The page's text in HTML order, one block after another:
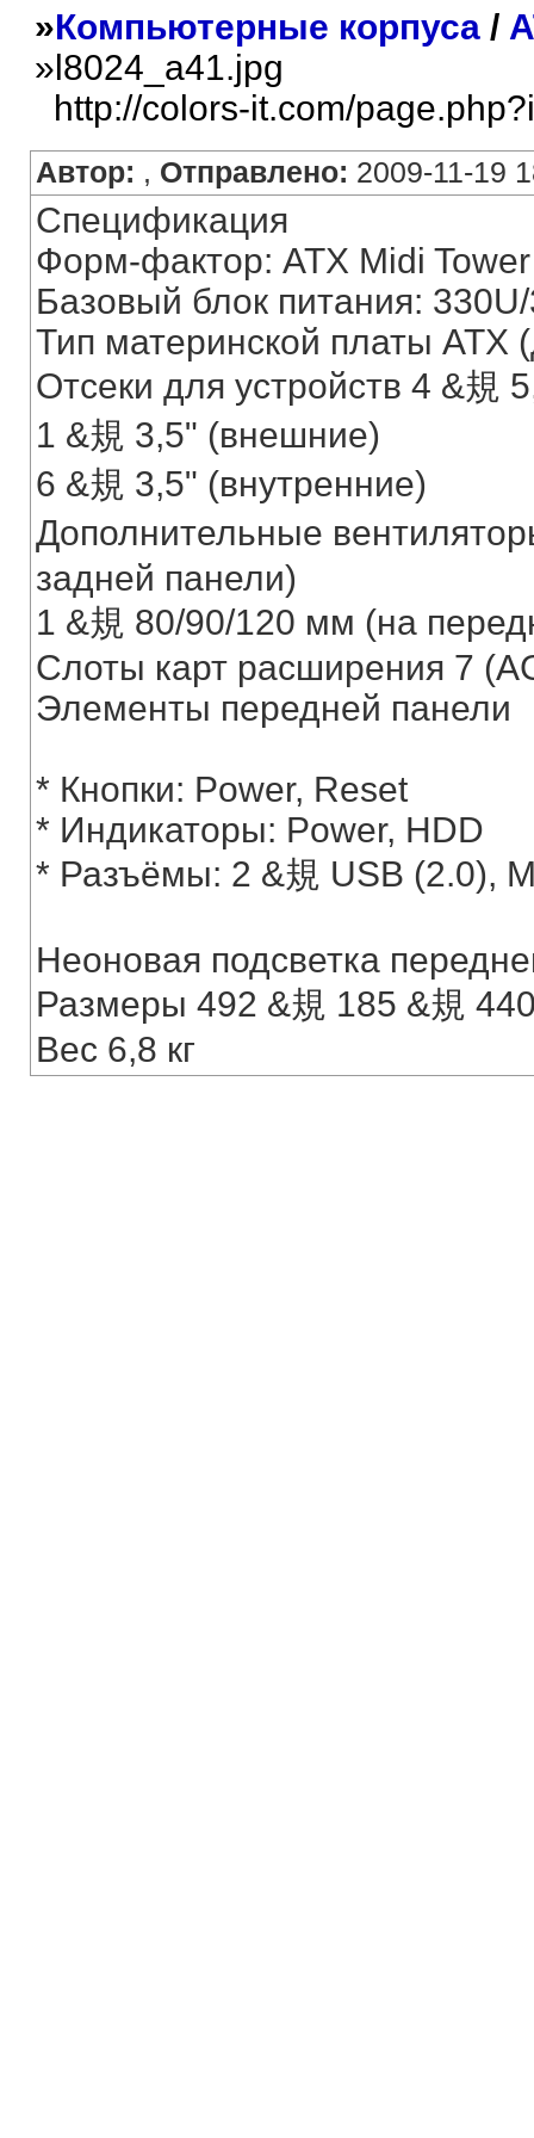
»Компьютерные корпуса /
»l8024_a41.jpg
http://colors-it.com/
Автор: , Отправлено: 2009-11-19
Спецификация
Форм-фактор: ATX Midi Tower
Базовый блок питания:
Тип материнской платы ATX
Отсеки для устройств 4 &規
1 &規 3,5" (внешние)
6 &規 3,5" (внутренние)
Дополнительные
задней панели)
1 &規 80/90/120 мм (на
Слоты карт расширения 7
Элементы передней панели
* Кнопки: Power, Reset
* Индикаторы: Power, HDD
* Разъёмы: 2 &規 USB (2.0),
Неоновая подсветка
Размеры 492 &規 185 &規
Вес 6,8 кг